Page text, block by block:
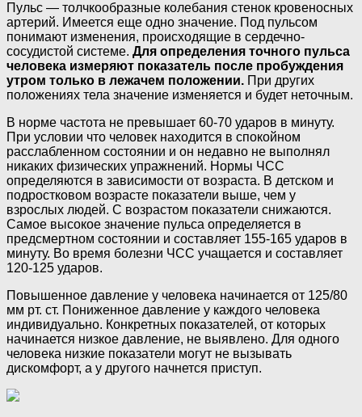
Пульс — толчкообразные колебания стенок кровеносных
артерий. Имеется еще одно значение. Под пульсом
понимают изменения, происходящие в сердечно-
сосудистой системе. Для определения точного пульса
человека измеряют показатель после пробуждения
утром только в лежачем положении. При других
положениях тела значение изменяется и будет неточным.
В норме частота не превышает 60-70 ударов в минуту.
При условии что человек находится в спокойном
расслабленном состоянии и он недавно не выполнял
никаких физических упражнений. Нормы ЧСС
определяются в зависимости от возраста. В детском и
подростковом возрасте показатели выше, чем у
взрослых людей. С возрастом показатели снижаются.
Самое высокое значение пульса определяется в
предсмертном состоянии и составляет 155-165 ударов в
минуту. Во время болезни ЧСС учащается и составляет
120-125 ударов.
Повышенное давление у человека начинается от 125/80
мм рт. ст. Пониженное давление у каждого человека
индивидуально. Конкретных показателей, от которых
начинается низкое давление, не выявлено. Для одного
человека низкие показатели могут не вызывать
дискомфорт, а у другого начнется приступ.